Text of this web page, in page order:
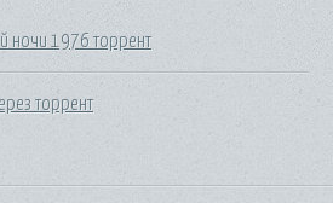
ночи 1976 торрент
торрент